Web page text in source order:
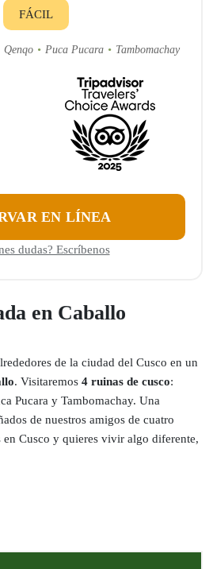
FÁCIL
Qenqo Puca Pucara Tambomachay
EN LÍNEA
dudas? Escríbenos
en Caballo
de la ciudad del Cusco en un
. Visitaremos4 ruinas de cusco:
Pucara y Tambomachay. Una
de nuestros amigos de cuatro
en Cusco y quieres vivir algo diferente,